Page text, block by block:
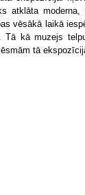
atklāta moderna,
vēsākā laikā
Tā kā muzejs
tā